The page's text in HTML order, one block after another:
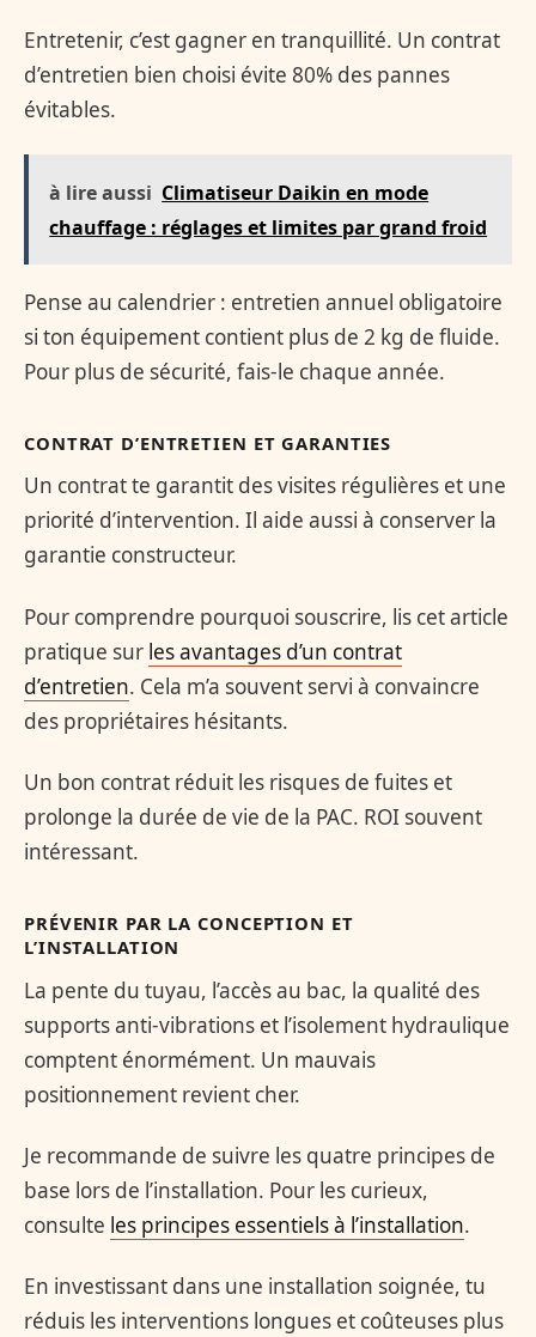
Entretenir, c’est gagner en tranquillité. Un contrat
d’entretien bien choisi évite 80% des pannes
évitables.
à lire aussi Climatiseur Daikin en mode
chauffage : réglages et limites par grand froid
Pense au calendrier : entretien annuel obligatoire
si ton équipement contient plus de 2 kg de fluide.
Pour plus de sécurité, fais-le chaque année.
CONTRAT D’ENTRETIEN ET GARANTIES
Un contrat te garantit des visites régulières et une
priorité d’intervention. Il aide aussi à conserver la
garantie constructeur.
Pour comprendre pourquoi souscrire, lis cet article
pratique sur les avantages d’un contrat
d’entretien. Cela m’a souvent servi à convaincre
des propriétaires hésitants.
Un bon contrat réduit les risques de fuites et
prolonge la durée de vie de la PAC. ROI souvent
intéressant.
PRÉVENIR PAR LA CONCEPTION ET
L’INSTALLATION
La pente du tuyau, l’accès au bac, la qualité des
supports anti-vibrations et l’isolement hydraulique
comptent énormément. Un mauvais
positionnement revient cher.
Je recommande de suivre les quatre principes de
base lors de l’installation. Pour les curieux,
consulte les principes essentiels à l’installation.
En investissant dans une installation soignée, tu
réduis les interventions longues et coûteuses plus